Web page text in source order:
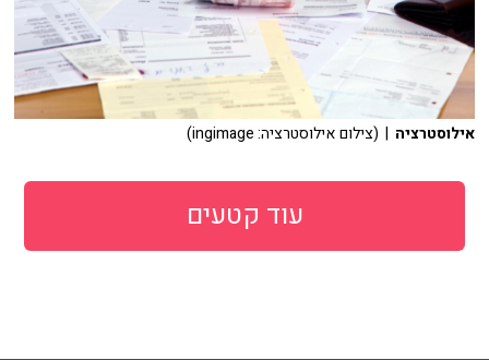
אילוסטרציה | (צילום אילוסטרציה: ingimage)
עוד קטעים